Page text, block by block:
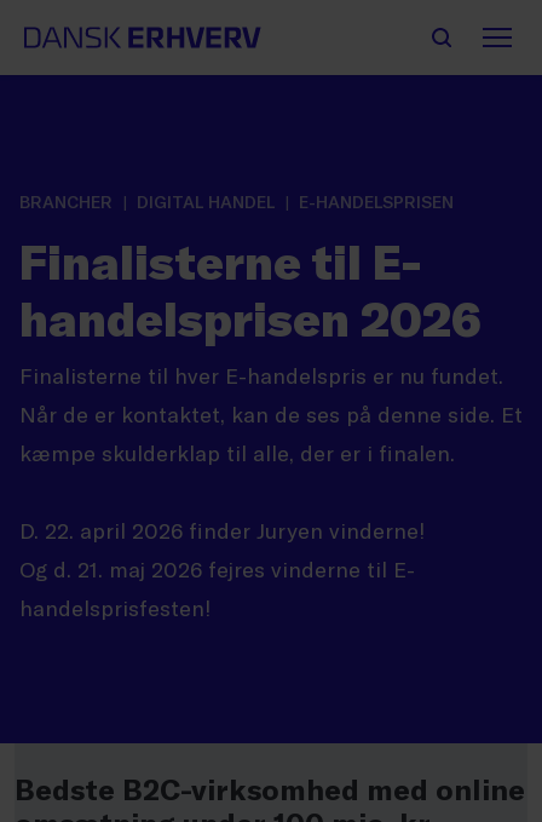
BRANCHER DIGITAL HANDEL E-HANDELSPRISEN
Finalisterne til E-
handelsprisen 2026
Finalisterne til hver E-handelspris er nu fundet.
Når de er kontaktet, kan de ses på denne side. Et
kæmpe skulderklap til alle, der er i finalen.
D. 22. april 2026 finder Juryen vinderne!
Og d. 21. maj 2026 fejres vinderne til E-
handelsprisfesten!
Bedste B2C-virksomhed med online